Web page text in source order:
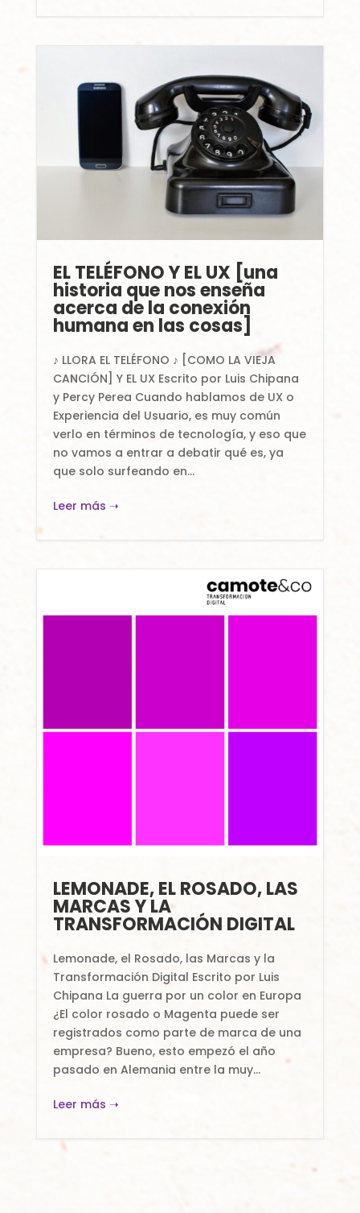
EL TELÉFONO Y EL UX [una
historia que nos enseña
acerca de la conexión
humana en las cosas]
♪ LLORA EL TELÉFONO ♪ [COMO LA VIEJA
CANCIÓN] Y EL UX Escrito por Luis Chipana
y Percy Perea Cuando hablamos de UX o
Experiencia del Usuario, es muy común
verlo en términos de tecnología, y eso que
no vamos a entrar a debatir qué es, ya
que solo surfeando en...
Leer más ➝
LEMONADE, EL ROSADO, LAS
MARCAS Y LA
TRANSFORMACIÓN DIGITAL
Lemonade, el Rosado, las Marcas y la
Transformación Digital Escrito por Luis
Chipana La guerra por un color en Europa
¿El color rosado o Magenta puede ser
registrados como parte de marca de una
empresa? Bueno, esto empezó el año
pasado en Alemania entre la muy...
Leer más ➝